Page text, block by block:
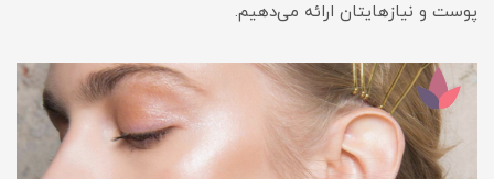
پوست و نیازهایتان ارائه می‌دهیم.